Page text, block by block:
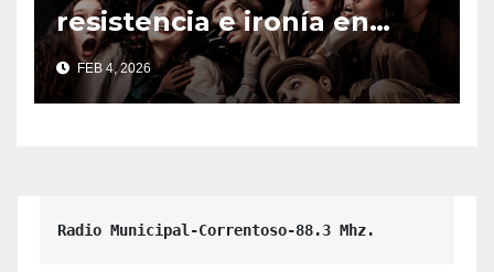
resistencia e ironía en
escena.
FEB 4, 2026
Radio Municipal-Correntoso-88.3 Mhz.